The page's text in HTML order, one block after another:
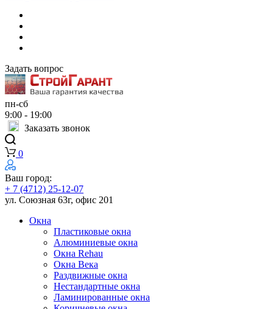
Задать вопрос
пн-сб
9:00 - 19:00
Заказать звонок
0
Ваш город:
+ 7 (4712) 25-12-07
ул. Союзная 63г, офис 201
Окна
Пластиковые окна
Алюминиевые окна
Окна Rehau
Окна Века
Раздвижные окна
Нестандартные окна
Ламинированные окна